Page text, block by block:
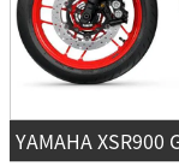
YAMAHA